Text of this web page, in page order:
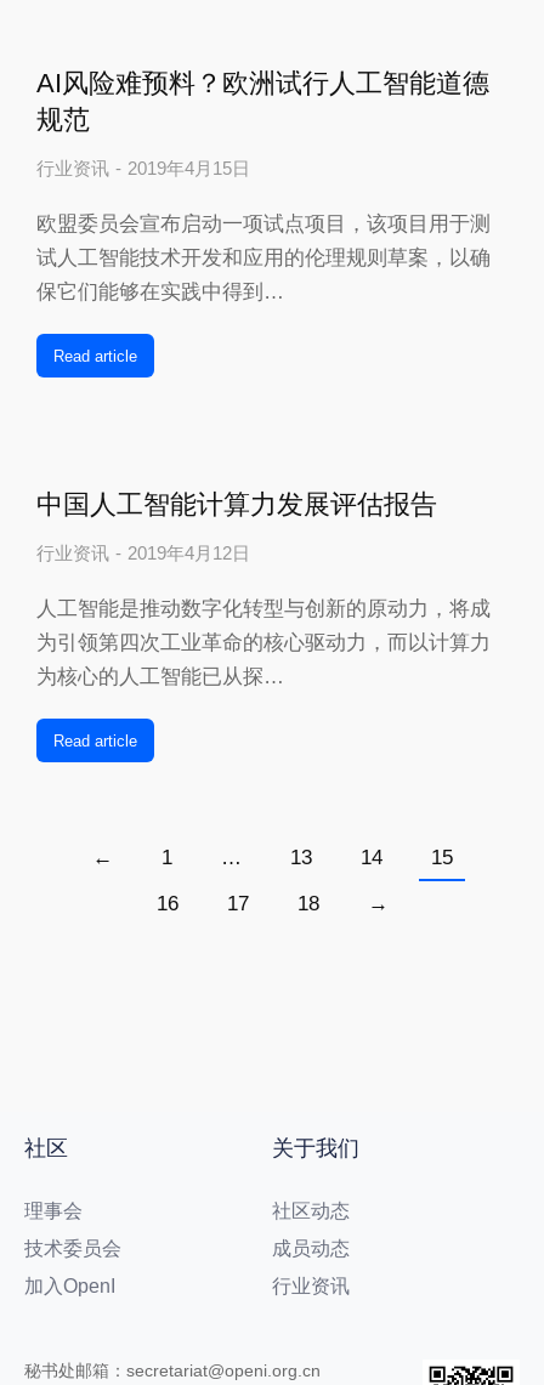
AI风险难预料？欧洲试行人工智能道德
规范
行业资讯 2019年4月15日
欧盟委员会宣布启动一项试点项目，该项目用于测
试人工智能技术开发和应用的伦理规则草案，以确
保它们能够在实践中得到…
Read article
中国人工智能计算力发展评估报告
行业资讯 2019年4月12日
人工智能是推动数字化转型与创新的原动力，将成
为引领第四次工业革命的核心驱动力，而以计算力
为核心的人工智能已从探…
Read article
← 1 … 13 14
15
16
17 18 →
社区
理事会
技术委员会
加入OpenI
关于我们
社区动态
成员动态
行业资讯
秘书处邮箱：secretariat@openi.org.cn